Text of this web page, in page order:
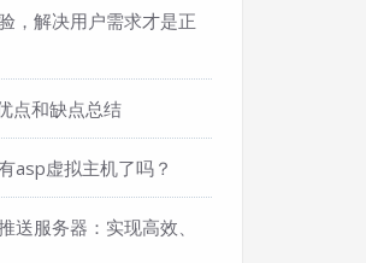
，解决用户需求才是正
点和缺点总结
asp虚拟主机了吗？
送服务器：实现高效、